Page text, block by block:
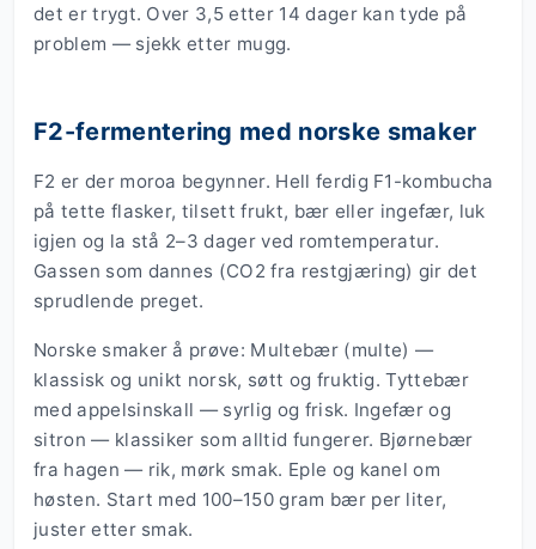
det er trygt. Over 3,5 etter 14 dager kan tyde på
problem — sjekk etter mugg.
F2-fermentering med norske smaker
F2 er der moroa begynner. Hell ferdig F1-kombucha
på tette flasker, tilsett frukt, bær eller ingefær, luk
igjen og la stå 2–3 dager ved romtemperatur.
Gassen som dannes (CO2 fra restgjæring) gir det
sprudlende preget.
Norske smaker å prøve: Multebær (multe) —
klassisk og unikt norsk, søtt og fruktig. Tyttebær
med appelsinskall — syrlig og frisk. Ingefær og
sitron — klassiker som alltid fungerer. Bjørnebær
fra hagen — rik, mørk smak. Eple og kanel om
høsten. Start med 100–150 gram bær per liter,
juster etter smak.